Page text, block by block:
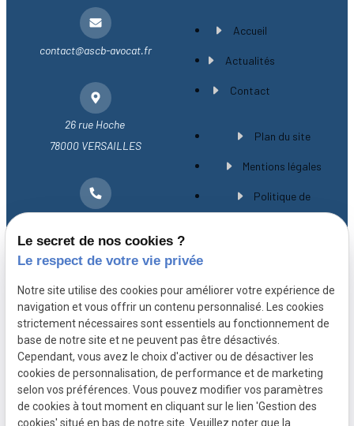
contact@ascb-avocat.fr
26 rue Hoche
78000 VERSAILLES
Accueil
Actualités
Contact
Plan du site
Mentions légales
Politique de
A propos
Avocat spécialiste en droit immobilier à
Versailles, Maître CHEVILLARD-BUISSON vous
accompagne avec expérience et rigueur depuis
plus de 20 ans.
Le secret de nos cookies ?
Le respect de votre vie privée
Notre site utilise des cookies pour améliorer votre expérience de
navigation et vous offrir un contenu personnalisé. Les cookies
strictement nécessaires sont essentiels au fonctionnement de
base de notre site et ne peuvent pas être désactivés.
Cependant, vous avez le choix d'activer ou de désactiver les
cookies de personnalisation, de performance et de marketing
selon vos préférences. Vous pouvez modifier vos paramètres
de cookies à tout moment en cliquant sur le lien 'Gestion des
cookies' situé en bas de notre site. Veuillez noter que la